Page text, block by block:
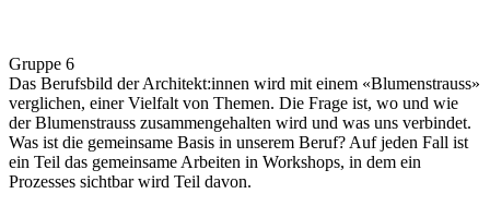
Gruppe 6
Das Berufsbild der Architekt:innen wird mit einem «Blumenstrauss»
verglichen, einer Vielfalt von Themen. Die Frage ist, wo und wie
der Blumenstrauss zusammengehalten wird und was uns verbindet.
Was ist die gemeinsame Basis in unserem Beruf? Auf jeden Fall ist
ein Teil das gemeinsame Arbeiten in Workshops, in dem ein
Prozesses sichtbar wird Teil davon.